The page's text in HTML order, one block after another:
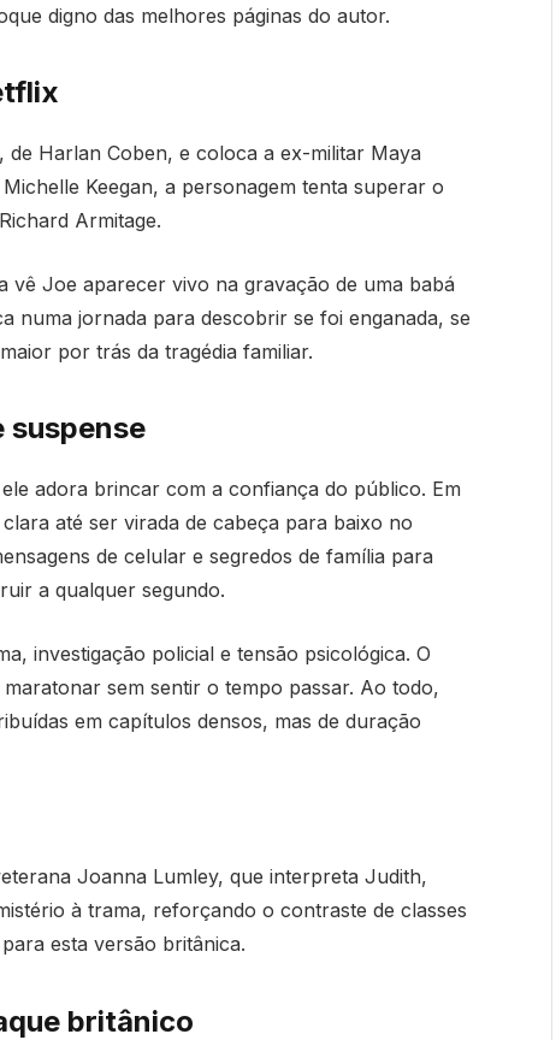
digno das melhores páginas do autor.
Harlan Coben, e coloca a ex-militar Maya
Keegan, a personagem tenta superar o
Armitage.
vê Joe aparecer vivo na gravação de uma babá
numa jornada para descobrir se foi enganada, se
por trás da tragédia familiar.
suspense
adora brincar com a confiança do público. Em
até ser virada de cabeça para baixo no
de celular e segredos de família para
a qualquer segundo.
investigação policial e tensão psicológica. O
sem sentir o tempo passar. Ao todo,
em capítulos densos, mas de duração
Joanna Lumley, que interpreta Judith,
à trama, reforçando o contraste de classes
esta versão britânica.
britânico